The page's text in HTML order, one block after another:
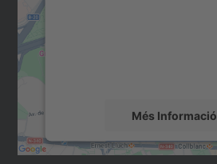
Més Informació
Accepta